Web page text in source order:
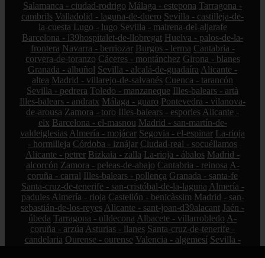
Salamanca - ciudad-rodrigo Málaga - estepona Tarragona -
cambrils Valladolid - laguna-de-duero Sevilla - castilleja-de-
la-cuesta Lugo - lugo Sevilla - mairena-del-aljarafe
Barcelona - l39hospitalet-de-llobregat Huelva - palos-de-la-
frontera Navarra - berriozar Burgos - lerma Cantabria -
corvera-de-toranzo Cáceres - montánchez Girona - blanes
Granada - albuñol Sevilla - alcalá-de-guadaíra Alicante -
altea Madrid - villarejo-de-salvanés Cuenca - tarancón
Sevilla - pedrera Toledo - manzaneque Illes-balears - artà
Illes-balears - andratx Málaga - guaro Pontevedra - vilanova-
de-arousa Zamora - toro Illes-balears - esporles Alicante -
elx Barcelona - el-masnou Madrid - san-martín-de-
valdeiglesias Almería - mojácar Segovia - el-espinar La-rioja
- hormilleja Córdoba - iznájar Ciudad-real - socuéllamos
Alicante - petrer Bizkaia - zalla La-rioja - ábalos Madrid -
alcorcón Zamora - peleas-de-abajo Cantabria - reinosa A-
coruña - carral Illes-balears - pollença Granada - santa-fe
Santa-cruz-de-tenerife - san-cristóbal-de-la-laguna Almería -
padules Almería - rioja Castellón - benicàssim Madrid - san-
sebastián-de-los-reyes Alicante - sant-joan-d39alacant Jaén -
úbeda Tarragona - ulldecona Albacete - villarrobledo A-
coruña - arzúa Asturias - llanes Santa-cruz-de-tenerife -
candelaria Ourense - ourense Valencia - algemesí Sevilla -